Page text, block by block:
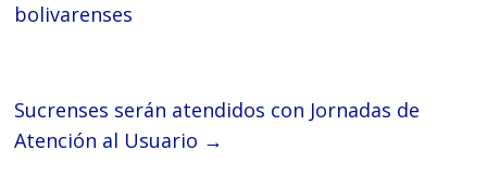
bolivarenses
Sucrenses serán atendidos con Jornadas de
Atención al Usuario →